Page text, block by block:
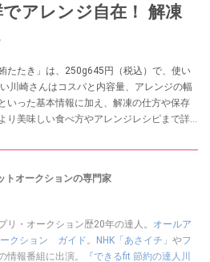
アレンジ自在！ 解凍
たたき」は、250g645円（税込）で、使い
川崎さんはコスパと内容量、アレンジの幅
いった基本情報に加え、解凍の仕方や保存
り美味しい食べ方やアレンジレシピまで詳
トオークションの専門家
リ・オークション歴20年の達人。 オールア
ークション ガイド。 NHK「あさイチ」 やフ
情報番組に出演。
『できるfit 節約の達人川